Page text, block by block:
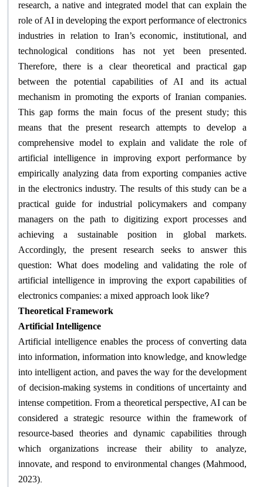
research, a native and integrated model that can explain the
role of AI in developing the export performance of electronics
industries in relation to Iran’s economic, institutional, and
technological conditions has not yet been presented.
Therefore, there is a clear theoretical and practical gap
between the potential capabilities of AI and its actual
mechanism in promoting the exports of Iranian companies.
This gap forms the main focus of the present study; this
means that the present research attempts to develop a
comprehensive model to explain and validate the role of
artificial intelligence in improving export performance by
empirically analyzing data from exporting companies active
in the electronics industry. The results of this study can be a
practical guide for industrial policymakers and company
managers on the path to digitizing export processes and
achieving a sustainable position in global markets.
Accordingly, the present research seeks to answer this
question: What does modeling and validating the role of
artificial intelligence in improving the export capabilities of
electronics companies: a mixed approach look like?
Theoretical Framework
Artificial Intelligence
Artificial intelligence enables the process of converting data
into information, information into knowledge, and knowledge
into intelligent action, and paves the way for the development
of decision-making systems in conditions of uncertainty and
intense competition. From a theoretical perspective, AI can be
considered a strategic resource within the framework of
resource-based theories and dynamic capabilities through
which organizations increase their ability to analyze,
innovate, and respond to environmental changes (Mahmood,
2023).